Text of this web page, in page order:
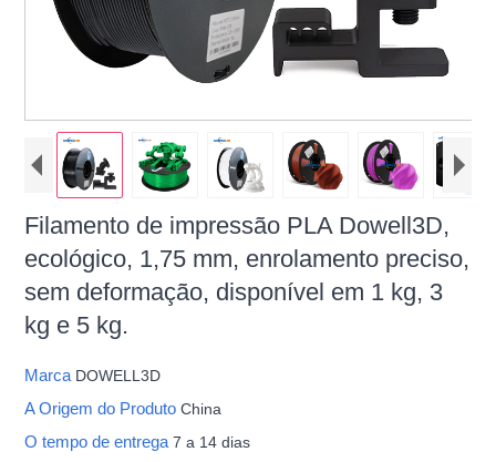
Filamento de impressão PLA Dowell3D,
ecológico, 1,75 mm, enrolamento preciso,
sem deformação, disponível em 1 kg, 3
kg e 5 kg.
Marca DOWELL3D
A Origem do ProdutoChina
O tempo de entrega7 a 14 dias